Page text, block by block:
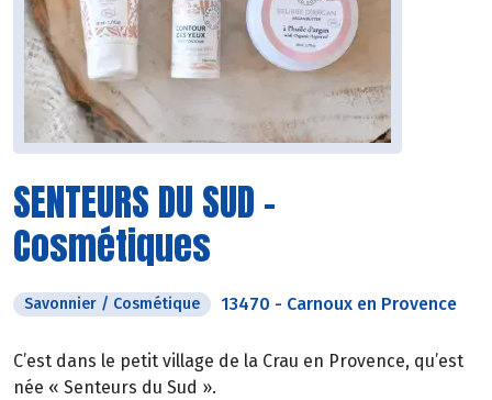
SENTEURS DU SUD -
Cosmétiques
Savonnier / Cosmétique 13470 - Carnoux en Provence
C’est dans le petit village de la Crau en Provence, qu’est
née « Senteurs du Sud ».